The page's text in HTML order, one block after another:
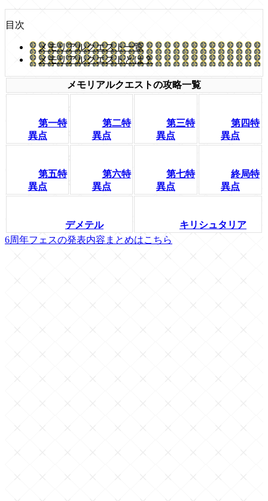
目次
メモリアルクエスト一覧
メモリアルクエストとは？
メモリアルクエストの攻略一覧
第一特
異点
第二特
異点
第三特
異点
第四特
異点
第五特
異点
第六特
異点
第七特
異点
終局特
異点
デメテル
キリシュタリア
6周年フェスの発表内容まとめはこちら